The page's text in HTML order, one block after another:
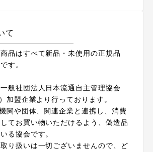
て
品はすべて新品・未使用の正規品
す。
般社団法人日本流通自主管理協会
加盟企業より行っております。
関や団体、関連企業と連携し、消費
てお買い物いただけるよう、偽造品
る協会です。
り扱いは一切ございませんので、ど